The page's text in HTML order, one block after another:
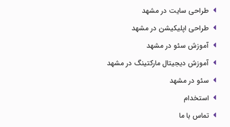
طراحی سایت در مشهد
طراحی اپلیکیشن در مشهد
آموزش سئو در مشهد
آموزش دیجیتال مارکتینگ در مشهد
سئو در مشهد
استخدام
تماس با ما